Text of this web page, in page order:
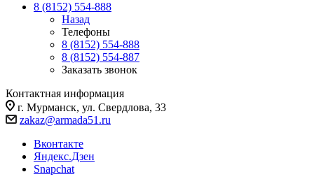
8 (8152) 554-888
Назад
Телефоны
8 (8152) 554-888
8 (8152) 554-887
Заказать звонок
Контактная информация
г. Мурманск, ул. Свердлова, 33
zakaz@armada51.ru
Вконтакте
Яндекс.Дзен
Snapchat